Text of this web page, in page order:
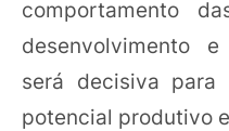
comportamento
desenvolvimento
será decisiva
potencial produtivo